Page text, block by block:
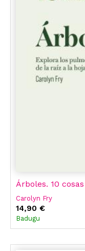
Árboles. 10
Carolyn Fry
14,90 €
Badugu